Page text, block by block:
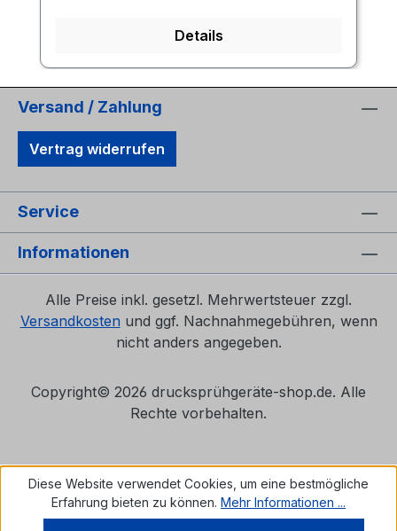
Details
Versand / Zahlung
Vertrag widerrufen
Service
Informationen
Alle Preise inkl. gesetzl. Mehrwertsteuer zzgl.
Versandkosten und ggf. Nachnahmegebühren, wenn
nicht anders angegeben.
Copyright© 2026 drucksprühgeräte-shop.de. Alle
Rechte vorbehalten.
Diese Website verwendet Cookies, um eine bestmögliche
Erfahrung bieten zu können. Mehr Informationen ...